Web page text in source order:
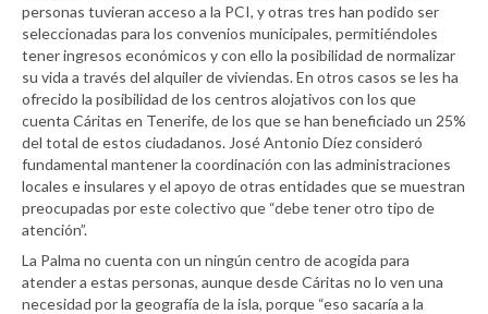
personas tuvieran acceso a la PCI, y otras tres han podido ser
seleccionadas para los convenios municipales, permitiéndoles
tener ingresos económicos y con ello la posibilidad de normalizar
su vida a través del alquiler de viviendas. En otros casos se les ha
ofrecido la posibilidad de los centros alojativos con los que
cuenta Cáritas en Tenerife, de los que se han beneficiado un 25%
del total de estos ciudadanos. José Antonio Díez consideró
fundamental mantener la coordinación con las administraciones
locales e insulares y el apoyo de otras entidades que se muestran
preocupadas por este colectivo que “debe tener otro tipo de
atención”.
La Palma no cuenta con un ningún centro de acogida para
atender a estas personas, aunque desde Cáritas no lo ven una
necesidad por la geografía de la isla, porque “eso sacaría a la